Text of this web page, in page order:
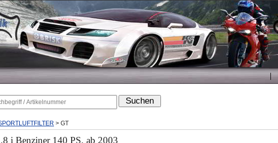
> GT
i Benziner 140 PS, ab 2003